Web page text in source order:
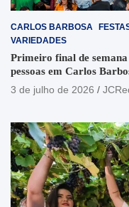
CARLOS BARBOSA
VARIEDADES
Primeiro final de
pessoas em Carlos
3 de julho de 2026